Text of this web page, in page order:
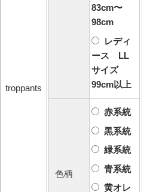
troppants
83cm〜
98cm
レディ
ース LL
サイズ
99cm以上
色柄
赤系統
黒系統
緑系統
青系統
黄オレ